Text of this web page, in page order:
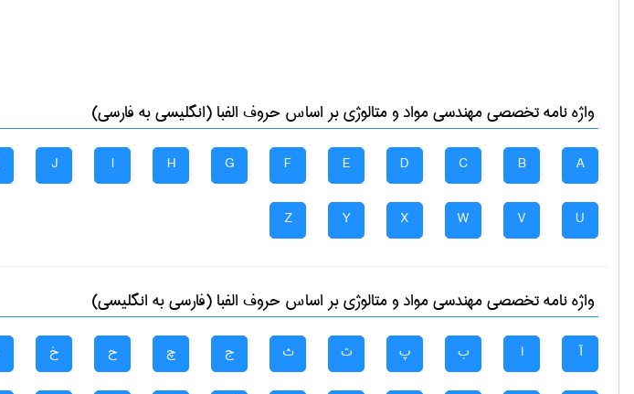
واژه نامه تخصصیمهندسی مواد و متالوژیبر اساس حروف الفبا (انگلیسی به فارسی)
A
B
C
D
E
F
G
H
I
J
U
V
W
X
Y
Z
واژه نامه تخصصیمهندسی مواد و متالوژیبر اساس حروف الفبا (فارسی به انگلیسی)
آ ا ب پ ت ث ج چ ح خ